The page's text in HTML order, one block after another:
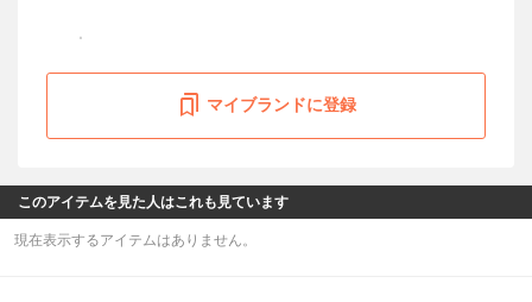
マイブランドに登録
このアイテムを見た人はこれも見ています
現在表示するアイテムはありません。